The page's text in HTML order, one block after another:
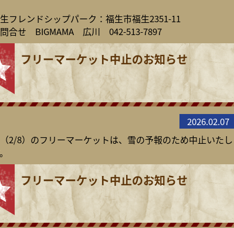
フレンドシップパーク：福生市福生2351-11
合せ BIGMAMA 広川 042-513-7897
フリーマーケット中止のお知らせ
2026.02.07
2/8）のフリーマーケットは、雪の予報のため中止いたし
フリーマーケット中止のお知らせ